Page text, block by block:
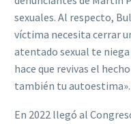
sexuales. Al respecto,
víctima necesita cerrar
atentado sexual te
hace que revivas el
también tu autoestima».
En 2022 llegó al